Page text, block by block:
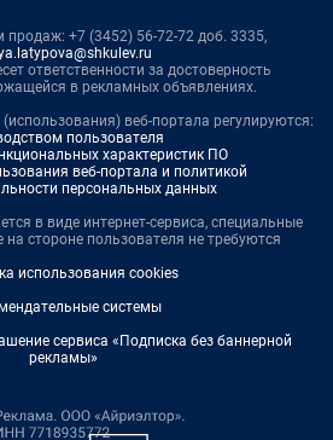
продаж: +7 (3452) 56-72-72 доб. 3335,
ответственности за достоверность
в рекламных объявлениях.
веб-портала регулируются:
пользователя
характеристик ПО
веб-портала и политикой
персональных данных
в виде интернет-сервиса, специальные
на стороне пользователя не требуются
использования cookies
системы
сервиса «Подписка без баннерной
рекламы»